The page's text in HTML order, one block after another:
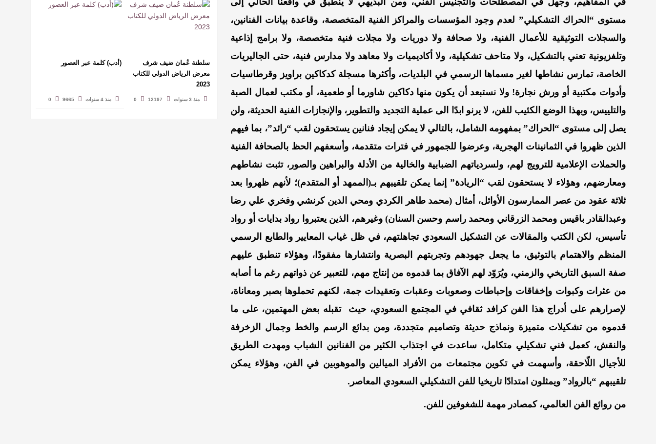
سلطنة عُمان ضيف شرف
معرض الرياض الدولي للكتاب
2023
منذ 3 سنوات 12197
0
(أدب) كلمة عبر العصور
منذ 4 سنوات 9665
0
مستوى “الحراك التشكيلي” لعدم وجود المؤسسات والمراكز الفنية المتخصصة، وقاعدة بيانات الفنانين،
والسجلات التوثيقية للأعمال الفنية، ولا صحافة ولا دوريات ولا مجلات فنية متخصصة، ولا برامج إذاعية
وتلفزيونية تعني بالتشكيل، ولا متاحف تشكيلية، ولا أكاديميات ولا معاهد ولا مدارس فنية، حتى الجاليريات
الخاصة، تمارس نشاطها لغير مسماها الرسمي في البلديات، وأكثرها مسجلة كدكاكين براويز وقرطاسيات
وأدوات مكتبية أو ورش نجارة! ولا نستبعد أن يكون منها دكاكين شاورما أو طعمية، أو مكتب لعمال الصبة
والتلييس، وبهذا الوضع الكئيب للفن، لا يرنو ابدًا الى عملية التجديد والتطوير، والإنجازات الفنية الحديثة، ولن
يصل إلى مستوى “الحراك” بمفهومه الشامل، بالتالي لا يمكن إيجاد فنانين يستحقون لقب “رائد”، بما فيهم
الذين ظهروا في الثمانينات الهجرية، وعرضوا للجمهور في فترات متقدمة، وأسعفهم الحظ بالصحافة الفنية
والحملات الإعلامية للترويج لهم، ولسردياتهم الضبابية والخالية من الأدلة والبراهين والصور، تثبت نشاطهم
ومعارضهم، وهؤلاء لا يستحقون لقب “الريادة” إنما يمكن تلقيبهم بـ(الممهد أو المتقدم)؛ لأنهم ظهروا بعد
ثلاثة عقود من عصر الممارسون الأوائل، أمثال (محمد طاهر الكردي ومحي الدين كرنشي وفخري علي رضا
وعبدالقادر باقيس ومحمد الزرقاني ومحمد راسم وحسن السنان) وغيرهم، الذين يعتبروا رواد بدايات أو رواد
تأسيس، لكن الكتب والمقالات عن التشكيل السعودي تجاهلتهم، في ظل غياب المعايير والطابع الرسمي
المنظم والاهتمام بالتوثيق، ما يجعل جهودهم وتجربتهم البصرية وانتشارها مفقودًا، وهؤلاء تنطبق عليهم
صفة السبق التاريخي والزمني، ويُرَوّد لهم الآفاق بما قدموه من إنتاج مهم، للتعبير عن ذواتهم رغم ما أصابه
من عثرات وكبوات وإخفاقات وإحباطات وصعوبات وعقبات وتعقيدات جمة، لكنهم تحملوها بصبر ومعاناة،
لإصرارهم على أدراج هذا الفن كرافد ثقافي في المجتمع السعودي، حيث تقبله بعض المهتمين، على ما
قدموه من تشكيلات متميزة ونماذج حديثة وتصاميم متجددة، ومن بدائع الرسم والخط وجمال الزخرفة
والنقش، كعمل فني تشكيلي متكامل، ساعدت في اجتذاب الكثير من الفنانين الشباب ومهدت الطريق
للأجيال اللّاحقة، وأسهمت في تكوين مجتمعات من الأفراد الميالين والموهوبين في الفن، وهؤلاء يمكن
تلقيبهم “بالرواد” ويمثلون امتدادًا تاريخيا للفن التشكيلي السعودي المعاصر.
من روائع الفن العالمي، كمصادر مهمة للشغوفين للفن.